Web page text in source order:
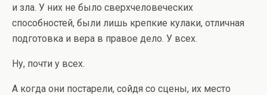
и зла. У них не было сверхчеловеческих
способностей, были лишь крепкие кулаки, отличная
подготовка и вера в правое дело. У всех.
Ну, почти у всех.
А когда они постарели, сойдя со сцены, их место